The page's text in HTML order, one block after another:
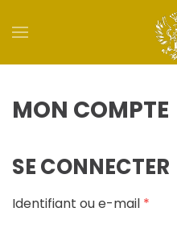
Skip to main content
MON COMPTE
SE CONNECTER
Identifiant ou e-mail *